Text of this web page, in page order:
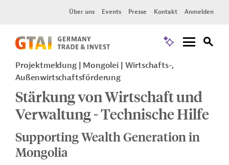
Über uns Events Presse Kontakt Anmelden
Projektmeldung Mongolei
Wirtschafts-,
Außenwirtschaftsförderung
Stärkung von Wirtschaft und
Verwaltung - Technische Hilfe
Supporting Wealth Generation in
Mongolia